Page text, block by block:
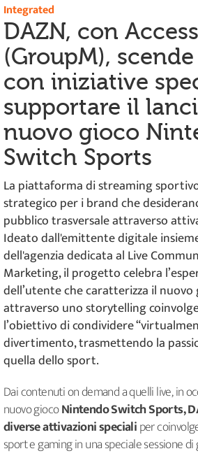
Integrated
DAZN, con Access
(GroupM),
con iniziative
supportare il
nuovo gioco
Switch Sports
La piattaforma di streaming
strategico per i brand che
pubblico trasversale attraverso
Ideato dall'emittente digitale
dell'agenzia dedicata al Live
Marketing, il progetto celebra
dell’utente che caratterizza il nuovo
attraverso uno storytelling
l’obiettivo di condividere
divertimento, trasmettendo la
quella dello sport.
Dai contenuti on demand a quelli live, in
nuovo giocoNintendo Switch Sports,
diverse attivazioni specialiper
sport e gaming in una speciale sessione di